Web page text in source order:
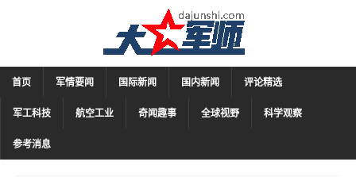
首页 军情要闻 国际新闻 国内新闻 评论精选
军工科技 航空工业 奇闻趣事 全球视野 科学观察
参考消息